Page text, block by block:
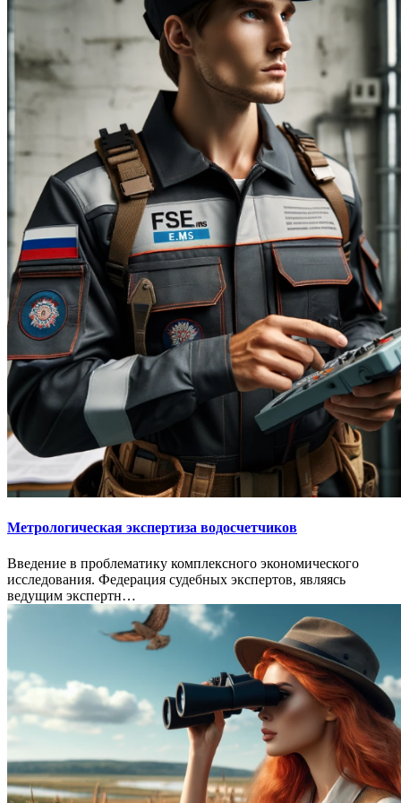
Метрологическая экспертиза водосчетчиков
Введение в проблематику комплексного экономического
исследования. Федерация судебных экспертов, являясь
ведущим экспертн…